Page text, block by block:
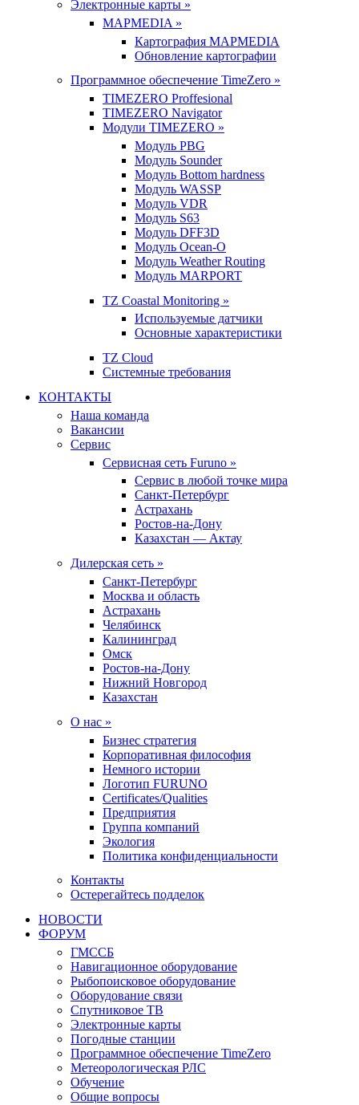
Электронные карты »
MAPMEDIA »
Картография MAPMEDIA
Обновление картографии
Программное обеспечение TimeZero »
TIMEZERO Proffesional
TIMEZERO Navigator
Модули TIMEZERO »
Модуль PBG
Модуль Sounder
Модуль Bottom hardness
Модуль WASSP
Модуль VDR
Модуль S63
Модуль DFF3D
Модуль Ocean-O
Модуль Weather Routing
Модуль MARPORT
TZ Coastal Monitoring »
Используемые датчики
Основные характеристики
TZ Cloud
Системные требования
КОНТАКТЫ
Наша команда
Вакансии
Сервис
Сервисная сеть Furuno »
Сервис в любой точке мира
Санкт-Петербург
Астрахань
Ростов-на-Дону
Казахстан — Актау
Дилерская сеть »
Санкт-Петербург
Москва и область
Астрахань
Челябинск
Калининград
Омск
Ростов-на-Дону
Нижний Новгород
Казахстан
О нас »
Бизнес стратегия
Корпоративная философия
Немного истории
Логотип FURUNO
Certificates/Qualities
Предприятия
Группа компаний
Экология
Политика конфиденциальности
Контакты
Остерегайтесь подделок
НОВОСТИ
ФОРУМ
ГМССБ
Навигационное оборудование
Рыбопоисковое оборудование
Оборудование связи
Спутниковое ТВ
Электронные карты
Погодные станции
Программное обеспечение TimeZero
Метеорологическая РЛС
Обучение
Общие вопросы